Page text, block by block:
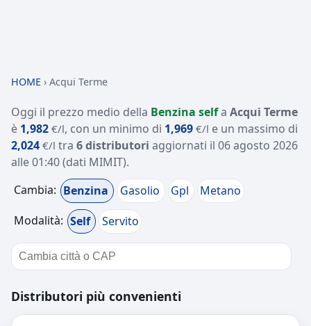
HOME › Acqui Terme
Oggi il prezzo medio della Benzina selfa Acqui Terme
è 1,982 €/l, con un minimo di 1,969 €/l e un massimo di
2,024 €/l tra 6 distributori aggiornati il 06 agosto 2026
alle 01:40(dati MIMIT).
Cambia: Benzina Gasolio Gpl
Metano
Modalità: Self Servito
Distributori più convenienti